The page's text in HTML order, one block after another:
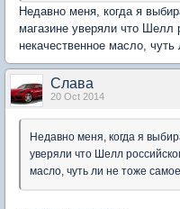
Недавно меня, когда я
магазине уверяли что Шелл
некачественное масло,
Слaва
20 Oct 2014
Недавно меня, когда я
уверяли что Шелл
масло, чуть ли не тоже